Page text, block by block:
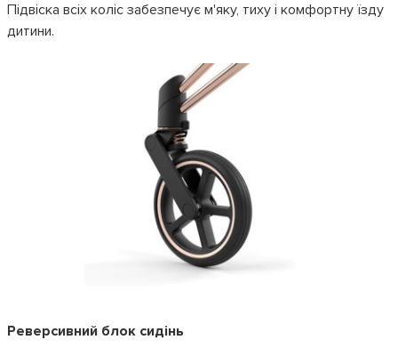
Підвіска всіх коліс забезпечує м'яку, тиху і комфортну їзду
дитини.
Реверсивний блок сидінь